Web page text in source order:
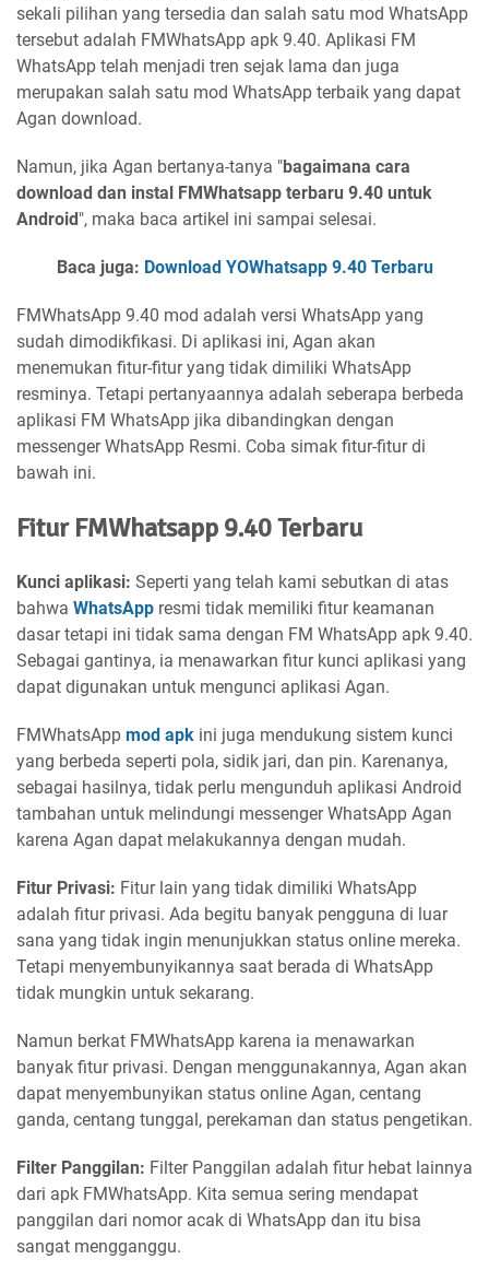
sekali pilihan yang tersedia dan salah satu mod WhatsApp
tersebut adalah FMWhatsApp apk 9.40. Aplikasi FM
WhatsApp telah menjadi tren sejak lama dan juga
merupakan salah satu mod WhatsApp terbaik yang dapat
Agan download.
Namun, jika Agan bertanya-tanya "bagaimana cara
download dan instal FMWhatsapp terbaru 9.40 untuk
Android ", maka baca artikel ini sampai selesai.
Baca juga: Download YOWhatsapp 9.40 Terbaru
FMWhatsApp 9.40 mod adalah versi WhatsApp yang
sudah dimodikfikasi. Di aplikasi ini, Agan akan
menemukan fitur-fitur yang tidak dimiliki WhatsApp
resminya. Tetapi pertanyaannya adalah seberapa berbeda
aplikasi FM WhatsApp jika dibandingkan dengan
messenger WhatsApp Resmi. Coba simak fitur-fitur di
bawah ini.
Fitur FMWhatsapp 9.40 Terbaru
Kunci aplikasi: Seperti yang telah kami sebutkan di atas
bahwa WhatsApp resmi tidak memiliki fitur keamanan
dasar tetapi ini tidak sama dengan FM WhatsApp apk 9.40.
Sebagai gantinya, ia menawarkan fitur kunci aplikasi yang
dapat digunakan untuk mengunci aplikasi Agan.
FMWhatsApp mod apk ini juga mendukung sistem kunci
yang berbeda seperti pola, sidik jari, dan pin. Karenanya,
sebagai hasilnya, tidak perlu mengunduh aplikasi Android
tambahan untuk melindungi messenger WhatsApp Agan
karena Agan dapat melakukannya dengan mudah.
Fitur Privasi: Fitur lain yang tidak dimiliki WhatsApp
adalah fitur privasi. Ada begitu banyak pengguna di luar
sana yang tidak ingin menunjukkan status online mereka.
Tetapi menyembunyikannya saat berada di WhatsApp
tidak mungkin untuk sekarang.
Namun berkat FMWhatsApp karena ia menawarkan
banyak fitur privasi. Dengan menggunakannya, Agan akan
dapat menyembunyikan status online Agan, centang
ganda, centang tunggal, perekaman dan status pengetikan.
Filter Panggilan: Filter Panggilan adalah fitur hebat lainnya
dari apk FMWhatsApp. Kita semua sering mendapat
panggilan dari nomor acak di WhatsApp dan itu bisa
sangat mengganggu.